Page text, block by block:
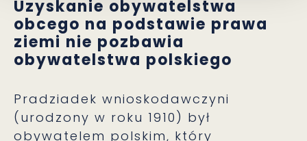
Uzyskanie obywatelstwa
obcego na podstawie prawa
ziemi nie pozbawia
obywatelstwa polskiego
Pradziadek wnioskodawczyni
(urodzony w roku 1910) był
obywatelem polskim, który